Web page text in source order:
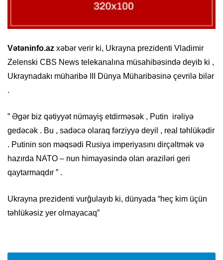
Vətəninfo.az xəbər verir ki, Ukrayna prezidenti Vladimir
Zelenski CBS News telekanalına müsahibəsində deyib ki ,
Ukraynadakı müharibə III Dünya Müharibəsinə çevrilə bilər
.​​
” Əgər biz qətiyyət nümayiş etdirməsək , Putin irəliyə
gedəcək . Bu , sadəcə olaraq fərziyyə deyil , real təhlükədir
. Putinin son məqsədi Rusiya imperiyasını dirçəltmək və
hazırda NATO – nun himayəsində olan əraziləri geri
qaytarmaqdır ” .​
Ukrayna prezidenti vurğulayıb ki, dünyada “heç kim üçün
təhlükəsiz yer olmayacaq”